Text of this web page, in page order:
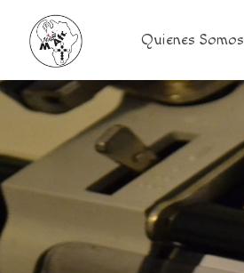
Quienes Somos